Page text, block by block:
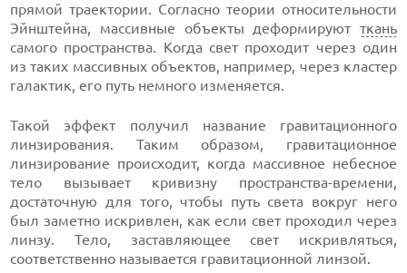
прямой траектории. Согласно теории относительности
Эйнштейна, массивные объекты деформируют ткань
самого пространства. Когда свет проходит через один
из таких массивных объектов, например, через кластер
галактик, его путь немного изменяется.
Такой эффект получил название гравитационного
линзирования. Таким образом, гравитационное
линзирование происходит, когда массивное небесное
тело вызывает кривизну пространства-времени,
достаточную для того, чтобы путь света вокруг него
был заметно искривлен, как если свет проходил через
линзу. Тело, заставляющее свет искривляться,
соответственно называется гравитационной линзой.